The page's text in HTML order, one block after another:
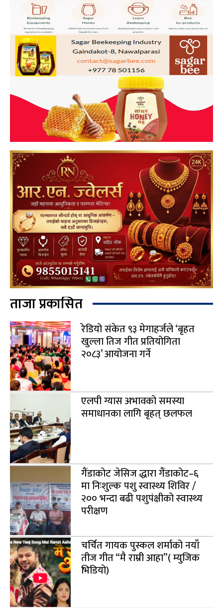
ताजा प्रकासित
रेडियो संकेत ९३ मेगाहर्जले ‘बृहत
खुल्ला तिज गीत प्रतियोगिता
२०८३’ आयोजना गर्ने
एलपी ग्यास अभावको समस्या
समाधानका लागि बृहत् छलफल
गैंडाकोट जेसिज द्धारा गैंडाकोट–६
मा निःशुल्क पशु स्वास्थ्य शिविर /
२०० भन्दा बढी पशुपंक्षीको स्वास्थ्य
परीक्षण
चर्चित गायक पुस्कल शर्माको नयाँ
तीज गीत “मै राम्री आहा”( म्युजिक
भिडियो)